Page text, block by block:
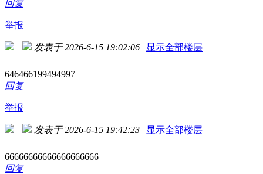
回复
举报
发表于 2026-6-15 19:02:06 | 显示全部楼层
646466199494997
回复
举报
发表于 2026-6-15 19:42:23 | 显示全部楼层
66666666666666666666
回复